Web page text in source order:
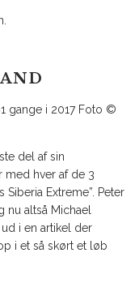
del af sin
med hver af de 3
Extreme”. Peter
nu altså Michael
i en artikel der
i et så skørt et løb